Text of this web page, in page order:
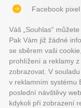
Facebook pixel
Váš „Souhlas“
Pak Vám již žádné
se sběrem vaši
prohlížení a reklamy
zobrazovat. V
v reklamním systému
poslední návštěvy
kdykoli při zobrazení